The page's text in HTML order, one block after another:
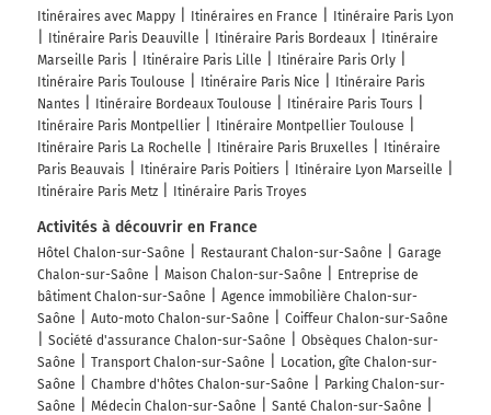
Itinéraires avec Mappy Itinéraires en France
Itinéraire Paris Lyon
Itinéraire Paris Deauville
Itinéraire Paris Bordeaux
Itinéraire
Marseille Paris
Itinéraire Paris Lille
Itinéraire Paris Orly
Itinéraire Paris Toulouse
Itinéraire Paris Nice
Itinéraire Paris
Nantes
Itinéraire Bordeaux Toulouse
Itinéraire Paris Tours
Itinéraire Paris Montpellier
Itinéraire Montpellier Toulouse
Itinéraire Paris La Rochelle
Itinéraire Paris Bruxelles
Itinéraire
Paris Beauvais
Itinéraire Paris Poitiers
Itinéraire Lyon Marseille
Itinéraire Paris Metz
Itinéraire Paris Troyes
Activités à découvrir en France
Hôtel Chalon-sur-Saône Restaurant Chalon-sur-Saône
Garage
Chalon-sur-Saône
Maison Chalon-sur-Saône
Entreprise de
bâtiment Chalon-sur-Saône
Agence immobilière Chalon-sur-
Saône
Auto-moto Chalon-sur-Saône
Coiffeur Chalon-sur-Saône
Société d'assurance Chalon-sur-Saône
Obsèques Chalon-sur-
Saône
Transport Chalon-sur-Saône
Location, gîte Chalon-sur-
Saône
Chambre d'hôtes Chalon-sur-Saône
Parking Chalon-sur-
Saône
Médecin Chalon-sur-Saône
Santé Chalon-sur-Saône